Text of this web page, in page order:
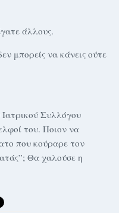
άλλους.
μπορείς να κάνεις ούτε
Συλλόγου
του. Ποιον να
που κούραρε τον
Θα χαλούσε η